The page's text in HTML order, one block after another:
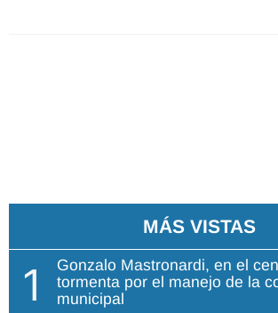
MÁS VISTAS
1
Gonzalo Mastronardi, en el
tormenta por el manejo de la
municipal